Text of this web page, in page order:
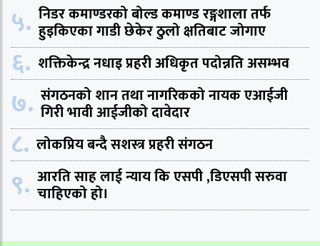
५. निडर कमाण्डरको बोल्ड कमाण्ड रङ्गशाला तर्फ
हुइकिएका गाडी छेकेर ठुलो क्षतिबाट जोगाए
६. शक्तिकेन्द्र नधाइ प्रहरी अधिकृत पदोन्नति असम्भव
७. संगठनको शान तथा नागरिकको नायक एआईजी
गिरी भावी आईजीको दावेदार
८. लोकप्रिय बन्दै सशस्त्र प्रहरी संगठन
९. आरति साह लाई न्याय कि एसपी ,डिएसपी सरुवा
चाहिएको हो।